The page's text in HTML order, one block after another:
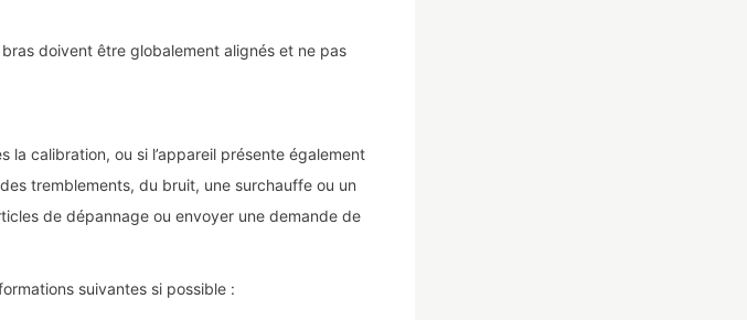
doivent être globalement alignés et ne pas
calibration, ou si l’appareil présente également
tremblements, du bruit, une surchauffe ou un
de dépannage ou envoyer une demande de
suivantes si possible :